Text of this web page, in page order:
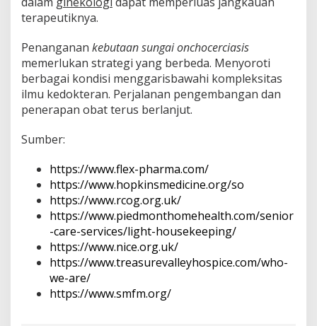
terapeutiknya.
Penanganan kebutaan sungai onchocerciasis
memerlukan strategi yang berbeda. Menyoroti
berbagai kondisi menggarisbawahi kompleksitas
ilmu kedokteran. Perjalanan pengembangan dan
penerapan obat terus berlanjut.
Sumber:
https://www.flex-pharma.com/
https://www.hopkinsmedicine.org/so
https://www.rcog.org.uk/
https://www.piedmonthomehealth.com/senior
-care-services/light-housekeeping/
https://www.nice.org.uk/
https://www.treasurevalleyhospice.com/who-
we-are/
https://www.smfm.org/